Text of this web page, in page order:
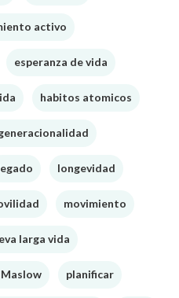
activo
esperanza de vida
habitos atomicos
longevidad
movimiento
larga vida
planificar